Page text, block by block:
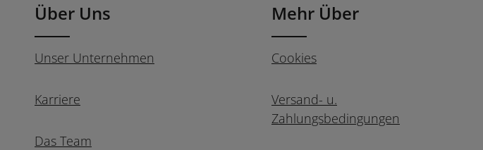
Über Uns
Unser Unternehmen
Karriere
Das Team
Mehr Über
Cookies
Versand- u.
Zahlungsbedingungen